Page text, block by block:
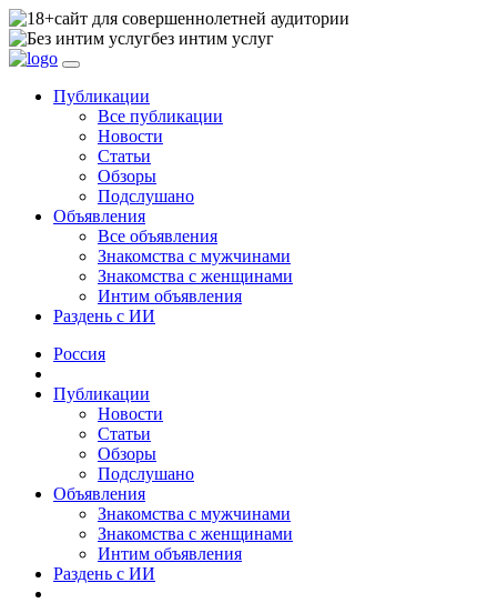
сайт для совершеннолетней аудитории
без интим услуг
Публикации
Все публикации
Новости
Статьи
Обзоры
Подслушано
Объявления
Все объявления
Знакомства с мужчинами
Знакомства с женщинами
Интим объявления
Раздень с ИИ
Россия
Публикации
Новости
Статьи
Обзоры
Подслушано
Объявления
Знакомства с мужчинами
Знакомства с женщинами
Интим объявления
Раздень с ИИ